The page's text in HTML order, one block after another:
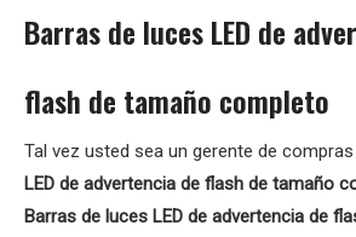
Barras de luces LED de
flash de tamaño completo
Tal vez usted sea un gerente de compras
LED de advertencia de flash de tamaño
Barras de luces LED de advertencia de